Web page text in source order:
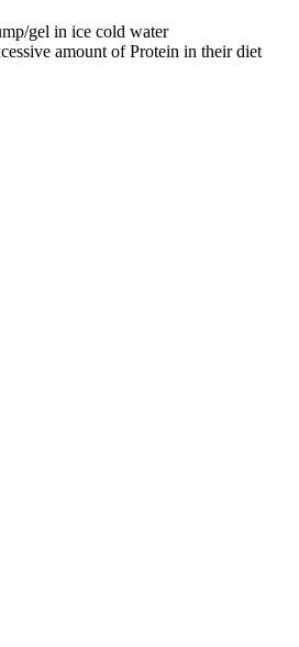
gel in ice cold water
amount of Protein in their diet